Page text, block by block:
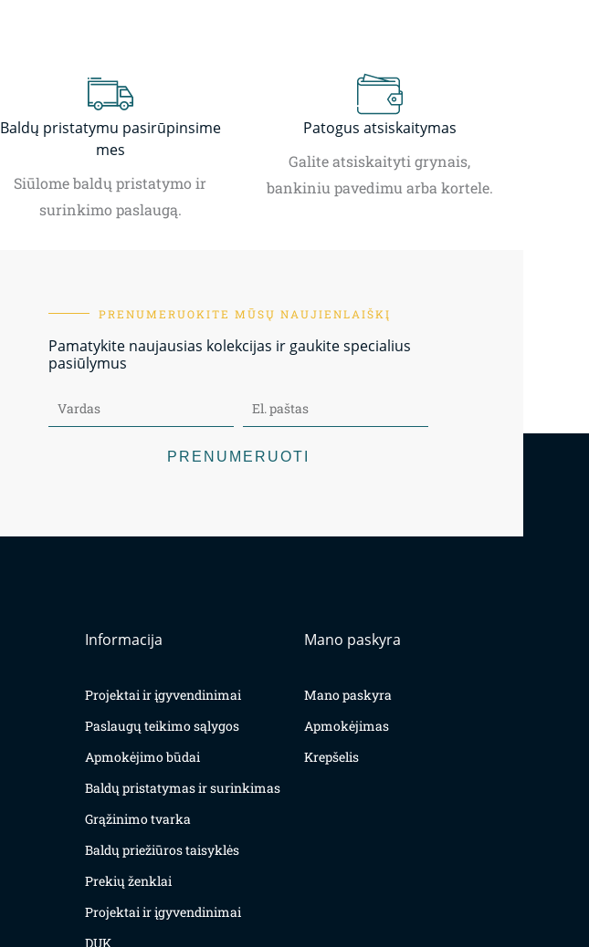
Baldų pristatymu pasirūpinsime
mes
Siūlome baldų pristatymo ir
surinkimo paslaugą.
Patogus atsiskaitymas
Galite atsiskaityti grynais,
bankiniu pavedimu arba kortele.
PRENUMERUOKITE MŪSŲ NAUJIENLAIŠKĮ
Pamatykite naujausias kolekcijas ir gaukite specialius
pasiūlymus
PRENUMERUOTI
Informacija
Projektai ir įgyvendinimai
Paslaugų teikimo sąlygos
Apmokėjimo būdai
Baldų pristatymas ir surinkimas
Grąžinimo tvarka
Baldų priežiūros taisyklės
Prekių ženklai
Projektai ir įgyvendinimai
DUK
Mano paskyra
Mano paskyra
Apmokėjimas
Krepšelis